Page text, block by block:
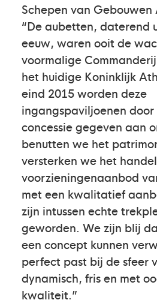
Schepen van
“De aubetten, daterend
eeuw, waren ooit de
voormalige
het huidige Koninklijk
eind 2015 worden deze
ingangspaviljoenen
concessie gegeven aan
benutten we het
versterken we het
voorzieningenaanbod
met een kwalitatief
zijn intussen echte
geworden. We zijn blij
een concept kunnen
perfect past bij de sfeer
dynamisch, fris en met
kwaliteit.”